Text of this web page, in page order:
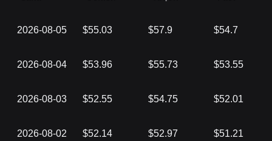
2026-08-05 $55.03 $57.9 $54.7
2026-08-04 $53.96 $55.73 $53.55
2026-08-03 $52.55 $54.75 $52.01
2026-08-02 $52.14 $52.97 $51.21